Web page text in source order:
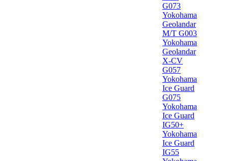
G073
Yokohama
Geolandar
M/T G003
Yokohama
Geolandar
X-CV
G057
Yokohama
Ice Guard
G075
Yokohama
Ice Guard
IG50+
Yokohama
Ice Guard
IG55